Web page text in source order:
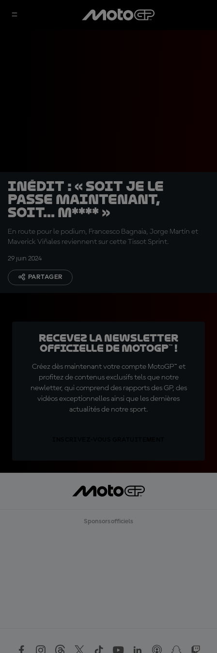
INÉDIT : « Soit je le
passe maintenant,
soit... m**** »
En route pour le podium, Francesco Bagnaia, Jorge Martín et
Maverick Viñales reviennent sur cette Tissot Sprint.
29 juin 2024
PARTAGER
Recevez la Newsletter
officielle de MotoGP™ !
Créez dès maintenant votre compte MotoGP™ et
profitez de contenus exclusifs tels que notre
newletter, qui comprend des rapports des GP, des
vidéos exceptionnelles ainsi que les dernières
actualités de notre sport.
Sponsors officiels